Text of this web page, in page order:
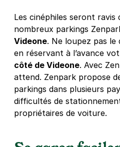
Strasbourg
Faubourg de
Rue du
67000
4,1(63 avis)
Réserver
+ Abonnements disponibles
Les cinéphiles seront ravis
nombreux parkings
Videone. Ne loupez pas
en réservant à l’avance
côté de Videone. Avec
attend. Zenpark propose
parkings dans plusieurs
difficultés de
propriétaires de voiture.